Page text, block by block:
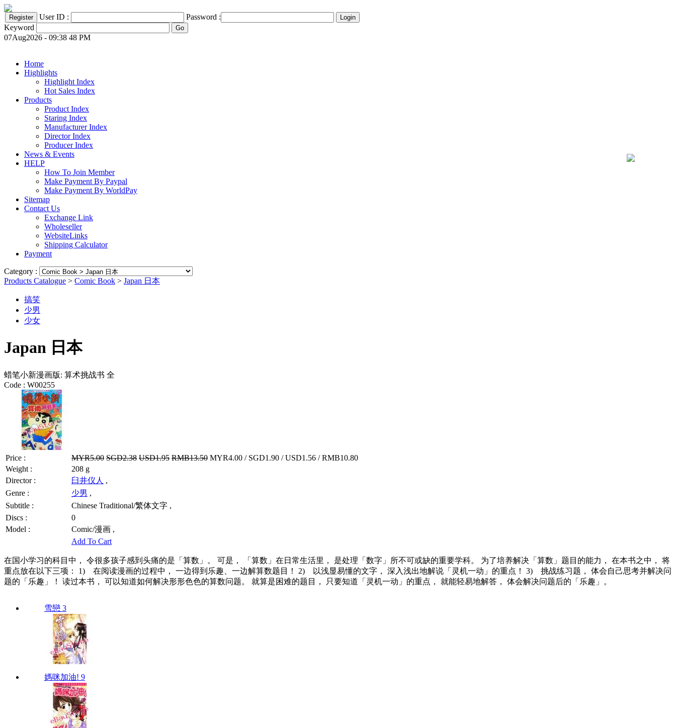
User ID :
Password :
Keyword
07Aug2026 - 09:38 48 PM
Home
Highlights
Highlight Index
Hot Sales Index
Products
Product Index
Staring Index
Manufacturer Index
Director Index
Producer Index
News & Events
HELP
How To Join Member
Make Payment By Paypal
Make Payment By WorldPay
Sitemap
Contact Us
Exchange Link
Wholeseller
WebsiteLinks
Shipping Calculator
Payment
Category :
Products Catalogue > Comic Book > Japan 日本
搞笑
少男
少女
Japan 日本
蜡笔小新漫画版: 算术挑战书 全
Code : W00255
Price : MYR5.00 SGD2.38 USD1.95 RMB13.50 MYR4.00 / SGD1.90 / USD1.56 / RMB10.80
Weight :
208 g
Director :
臼井仪人 ,
Genre :
少男 ,
Subtitle :
Chinese Traditional/繁体文字 ,
Discs :
0
Model :
Comic/漫画 ,
Add To Cart
在国小学习的科目中， 令很多孩子感到头痛的是「算数」。 可是， 「算数」在日常生活里， 是处理「数字」所不可或缺的重要学科。 为了培养解决「算数」题目的能力， 在本书之中， 将
重点放在以下三项： 1) 在阅读漫画的过程中， 一边得到乐趣、一边解算数题目！ 2) 以浅显易懂的文字， 深入浅出地解说「灵机一动」的重点！ 3) 挑战练习题， 体会自己思考并解决问
题的「乐趣」！ 读过本书， 可以知道如何解决形形色色的算数问题。 就算是困难的题目， 只要知道「灵机一动」的重点， 就能轻易地解答， 体会解决问题后的「乐趣」。
雪戀 3
媽咪加油! 9